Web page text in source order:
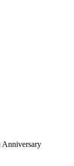
Anniversary